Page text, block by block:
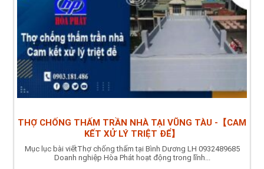
THỢ CHỐNG THẤM TRẦN NHÀ TẠI VŨNG TÀU -【CAM
KẾT XỬ LÝ TRIỆT ĐỂ】
Mục lục bài viếtThợ chống thấm tại Bình Dương LH 0932489685
Doanh nghiệp Hòa Phát hoạt động trong lĩnh...